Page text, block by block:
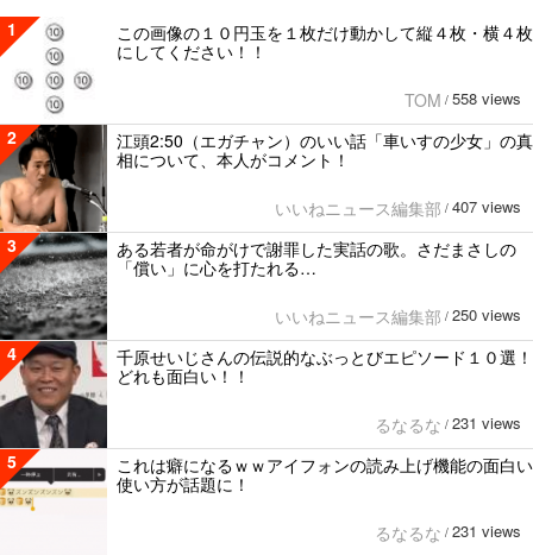
1
この画像の１０円玉を１枚だけ動かして縦４枚・横４枚
にしてください！！
TOM / 558 views
2
江頭2:50（エガチャン）のいい話「車いすの少女」の真
相について、本人がコメント！
いいねニュース編集部 / 407 views
3
ある若者が命がけで謝罪した実話の歌。さだまさしの
「償い」に心を打たれる…
いいねニュース編集部 / 250 views
4
千原せいじさんの伝説的なぶっとびエピソード１０選！
どれも面白い！！
るなるな / 231 views
5
これは癖になるｗｗアイフォンの読み上げ機能の面白い
使い方が話題に！
るなるな / 231 views